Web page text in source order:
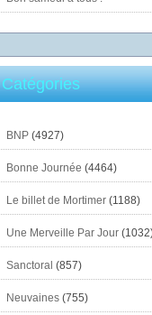
Catégories
BNP(4927)
Bonne Journée (4464)
Le billet de Mortimer(1188)
Une Merveille Par Jour
Sanctoral (857)
Neuvaines(755)